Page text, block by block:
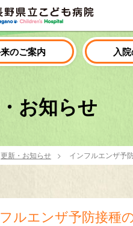
のご案内 入
お知らせ
更新・お知らせ インフルエンザ予
ルエンザ予防接種